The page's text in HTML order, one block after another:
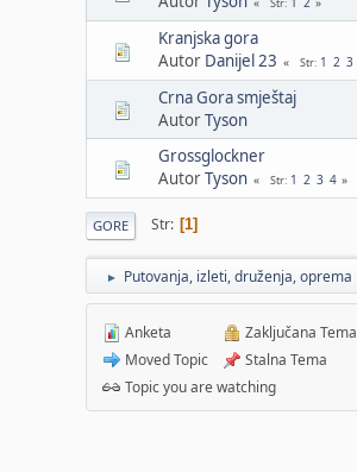
Kranjska gora
Autor Danijel 23 Str 1 2 3
Crna Gora smještaj
AutorTyson
Grossglockner
AutorTyson Str 1 2 3 4
GORE Str 1
► Putovanja, izleti, druženja, oprema
Anketa
Moved Topic
Zaključana Tema
Stalna Tema
Topic you are watching